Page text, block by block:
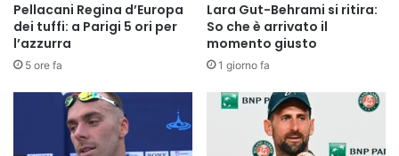
Pellacani Regina d’Europa
dei tuffi: a Parigi 5 ori per
l’azzurra
5 ore fa
Lara Gut-Behrami si ritira:
So che è arrivato il
momento giusto
1 giorno fa